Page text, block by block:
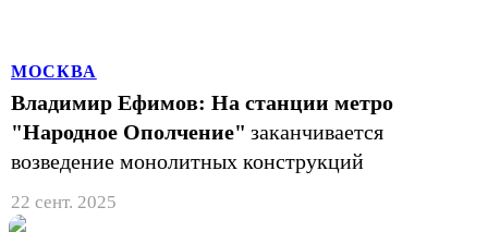
МОСКВА
Владимир Ефимов: На станции метро
"Народное Ополчение" заканчивается
возведение монолитных конструкций
22 сент. 2025